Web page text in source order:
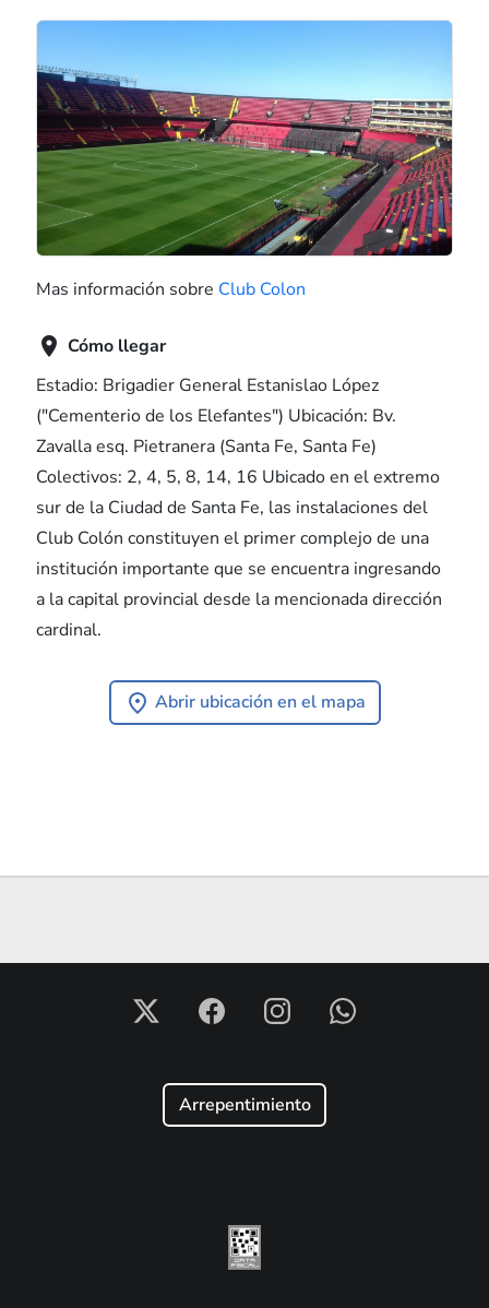
Mas información sobre Club Colon
 Cómo llegar
Estadio: Brigadier General Estanislao López
("Cementerio de los Elefantes") Ubicación: Bv.
Zavalla esq. Pietranera (Santa Fe, Santa Fe)
Colectivos: 2, 4, 5, 8, 14, 16 Ubicado en el extremo
sur de la Ciudad de Santa Fe, las instalaciones del
Club Colón constituyen el primer complejo de una
institución importante que se encuentra ingresando
a la capital provincial desde la mencionada dirección
cardinal.
Abrir ubicación en el mapa